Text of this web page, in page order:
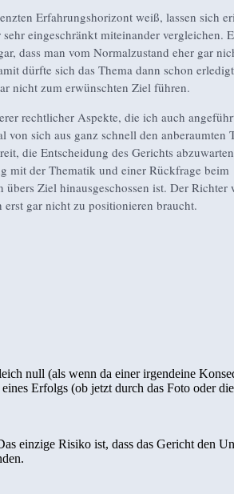
Erfahrungshorizont weiß, lassen sich
eingeschränkt miteinander vergleichen.
dass man vom Normalzustand eher gar
dürfte sich das Thema dann schon erledigt
nicht zum erwünschten Ziel führen.
rechtlicher Aspekte, die ich auch
sich aus ganz schnell den anberaumten
die Entscheidung des Gerichts
mit der Thematik und einer Rückfrage beim
Ziel hinausgeschossen ist. Der Richter
gar nicht zu positionieren braucht.